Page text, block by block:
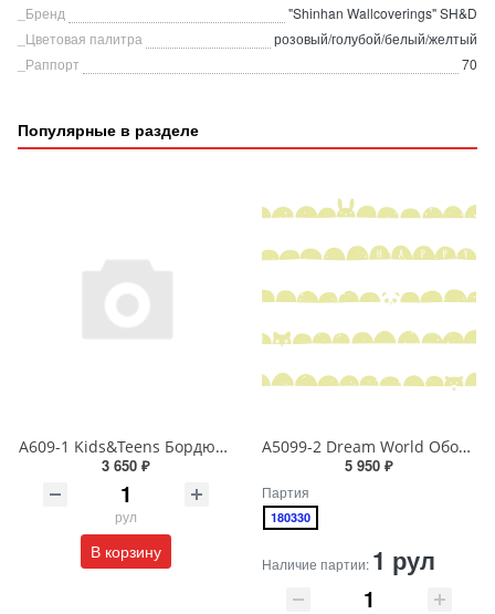
_Бренд
"Shinhan Wallcoverings" SH&D
_Цветовая палитра
розовый/голубой/белый/желтый
_Раппорт
70
Популярные в разделе
A609-1 Kids&Teens Бордюр виниловый на бумажной основе 1,06*10
3 650 ₽
рул
В корзину
A5099-2 Dream World Обои виниловые на бумажной основе 1.06*15.6
5 950 ₽
Партия
180330
Наличие партии: 1 рул